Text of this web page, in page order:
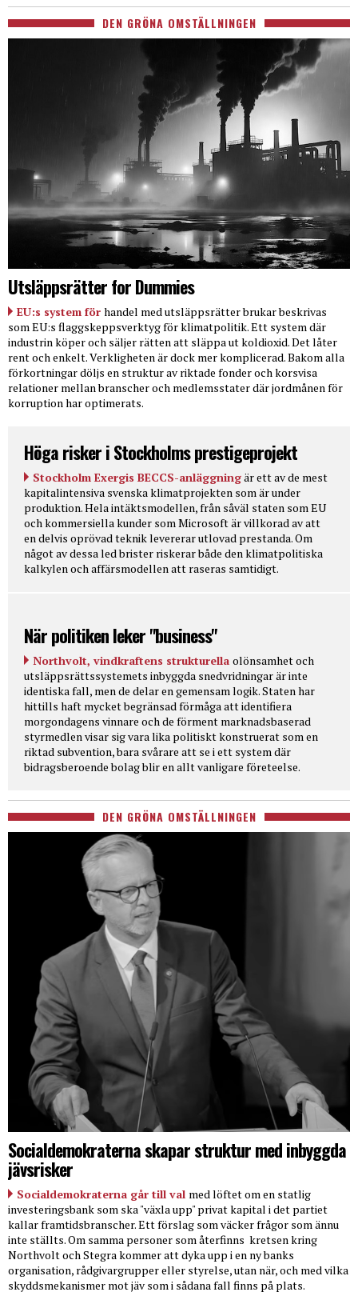
DEN GRÖNA OMSTÄLLNINGEN
Utsläppsrätter for Dummies
EU:s system för handel med utsläppsrätter brukar beskrivas
som EU:s flaggskeppsverktyg för klimatpolitik. Ett system där
industrin köper och säljer rätten att släppa ut koldioxid. Det låter
rent och enkelt. Verkligheten är dock mer komplicerad. Bakom alla
förkortningar döljs en struktur av riktade fonder och korsvisa
relationer mellan branscher och medlemsstater där jordmånen för
korruption har optimerats.
Höga risker i Stockholms prestigeprojekt
Stockholm Exergis BECCS-anläggningär ett av de mest
kapitalintensiva svenska klimatprojekten som är under
produktion. Hela intäktsmodellen, från såväl staten som EU
och kommersiella kunder som Microsoft är villkorad av att
en delvis oprövad teknik levererar utlovad prestanda. Om
något av dessa led brister riskerar både den klimatpolitiska
kalkylen och affärsmodellen att raseras samtidigt.
När politiken leker "business"
Northvolt, vindkraftens strukturella olönsamhet och
utsläppsrättssystemets inbyggda snedvridningar är inte
identiska fall, men de delar en gemensam logik. Staten har
hittills haft mycket begränsad förmåga att identifiera
morgondagens vinnare och de förment marknadsbaserad
styrmedlen visar sig vara lika politiskt konstruerat som en
riktad subvention, bara svårare att se i ett system där
bidragsberoende bolag blir en allt vanligare företeelse.
DEN GRÖNA OMSTÄLLNINGEN
Socialdemokraterna skapar struktur med inbyggda
jävsrisker
Socialdemokraterna går till val med löftet om en statlig
investeringsbank som ska "växla upp" privat kapital i det partiet
kallar framtidsbranscher. Ett förslag som väcker frågor som ännu
inte ställts. Om samma personer som återfinns kretsen kring
Northvolt och Stegra kommer att dyka upp i en ny banks
organisation, rådgivargrupper eller styrelse, utan när, och med vilka
skyddsmekanismer mot jäv som i sådana fall finns på plats.